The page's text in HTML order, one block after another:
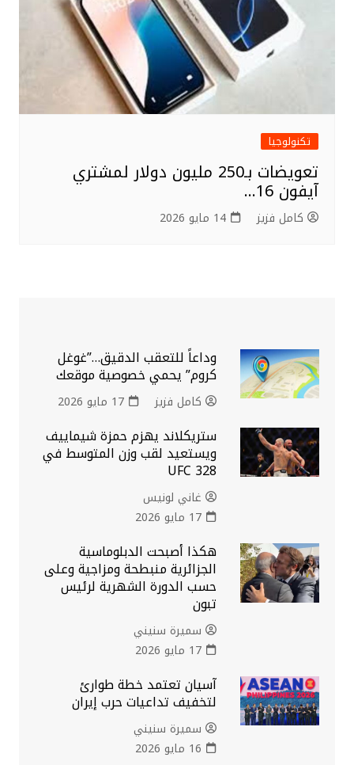
تكنولوجيا
تعويضات بـ250 مليون دولار لمشتري
آيفون 16…
كامل فزيز 14 مايو 2026
وداعاً للتعقب الدقيق…”غوغل
كروم” يحمي خصوصية موقعك
كامل فزيز 17 مايو 2026
ستريكلاند يهزم حمزة شيماييف
ويستعيد لقب وزن المتوسط في
UFC 328
غاني لونيس
17 مايو 2026
هكذا أصبحت الدبلوماسية
الجزائرية منبطحة ومزاجية وعلى
حسب الدورة الشهرية لرئيس
تبون
سميرة سنيني
17 مايو 2026
آسيان تعتمد خطة طوارئ
لتخفيف تداعيات حرب إيران
سميرة سنيني
16 مايو 2026